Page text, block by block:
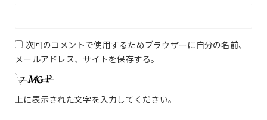
次回のコメントで使用するためブラウザーに自分の名前、
メールアドレス、サイトを保存する。
上に表示された文字を入力してください。